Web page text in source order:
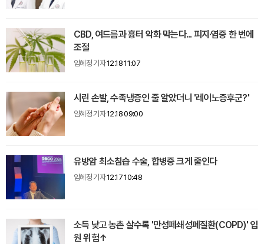
CBD, 여드름과 흉터 악화 막는다... 피지·염증 한 번에
조절
임혜정 기자12.18 11:07
시린 손발, 수족냉증인 줄 알았더니 '레이노증후군?'
임혜정 기자12.18 09:00
유방암 최소침습 수술, 합병증 크게 줄인다
임혜정 기자12.17 10:48
소득 낮고 농촌 살수록 '만성폐쇄성폐질환(COPD)' 입
원 위험↑